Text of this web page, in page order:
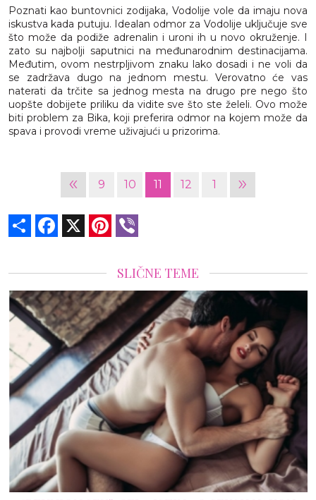
Poznati kao buntovnici zodijaka, Vodolije vole da imaju nova
iskustva kada putuju. Idealan odmor za Vodolije uključuje sve
što može da podiže adrenalin i uroni ih u novo okruženje. I
zato su najbolji saputnici na međunarodnim destinacijama.
Međutim, ovom nestrpljivom znaku lako dosadi i ne voli da
se zadržava dugo na jednom mestu. Verovatno će vas
naterati da trčite sa jednog mesta na drugo pre nego što
uopšte dobijete priliku da vidite sve što ste želeli. Ovo može
biti problem za Bika, koji preferira odmor na kojem može da
spava i provodi vreme uživajući u prizorima.
« 9 10 11 12 1 »
Share Facebook Pinterest
SLIČNE TEME